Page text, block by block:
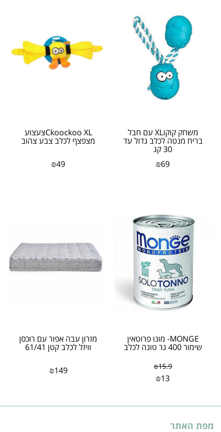
משחק קוקוXL עם חבל
בריח מנטה לכלב גדול עד
30 קג
₪69
Ckoockoo XLצעצוע
מצפצף לכלב צבע צהוב
₪49
MONGE- מונו פרוטאין
שימור 400 גר טונה לכלב
₪15.9
₪13
מזרון עבה אפור עם רוכסן
וויזל לכלב קטן 61/41
₪149
מפת האתר